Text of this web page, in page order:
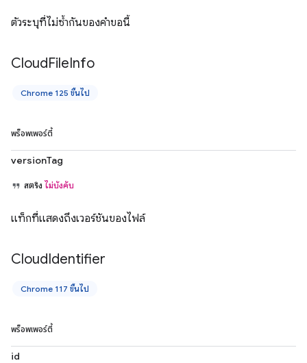
ตัวระบุที่ไม่ซ้ำกันของคำขอนี้
CloudFileInfo
Chrome 125 ขึ้นไป
พร็อพเพอร์ตี้
versionTag
สตริง ไม่บังคับ
แท็กที่แสดงถึงเวอร์ชันของไฟล์
CloudIdentifier
Chrome 117 ขึ้นไป
พร็อพเพอร์ตี้
id